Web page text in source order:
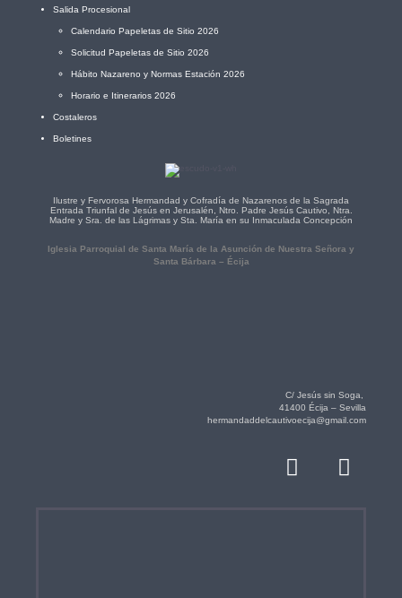
Salida Procesional
Calendario Papeletas de Sitio 2026
Solicitud Papeletas de Sitio 2026
Hábito Nazareno y Normas Estación 2026
Horario e Itinerarios 2026
Costaleros
Boletines
Ilustre y Fervorosa Hermandad y Cofradía de Nazarenos de la Sagrada
Entrada Triunfal de Jesús en Jerusalén, Ntro. Padre Jesús Cautivo, Ntra.
Madre y Sra. de las Lágrimas y Sta. María en su Inmaculada Concepción
Iglesia Parroquial de Santa María de la Asunción de Nuestra Señora y
Santa Bárbara – Écija
C/ Jesús sin Soga,
41400 Écija – Sevilla
hermandaddelcautivoecija@gmail.com